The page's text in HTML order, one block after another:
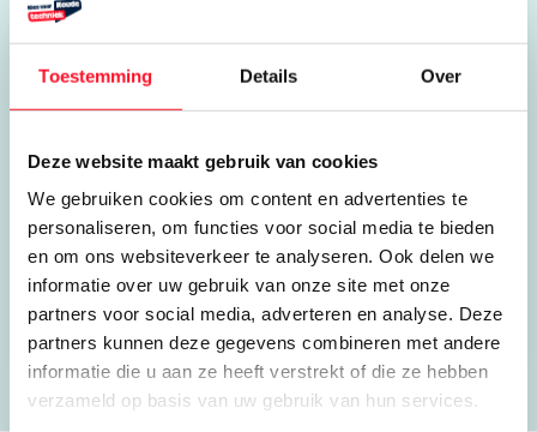
Toestemming Details Over
Deze website maakt gebruik van cookies
We gebruiken cookies om content en advertenties te
personaliseren, om functies voor social media te bieden
en om ons websiteverkeer te analyseren. Ook delen we
informatie over uw gebruik van onze site met onze
partners voor social media, adverteren en analyse. Deze
partners kunnen deze gegevens combineren met andere
informatie die u aan ze heeft verstrekt of die ze hebben
verzameld op basis van uw gebruik van hun services.
Assumburg Koeltechniek
1911 JB Uitgeest
mj@assumburgkoeltechniek.nl
Open website